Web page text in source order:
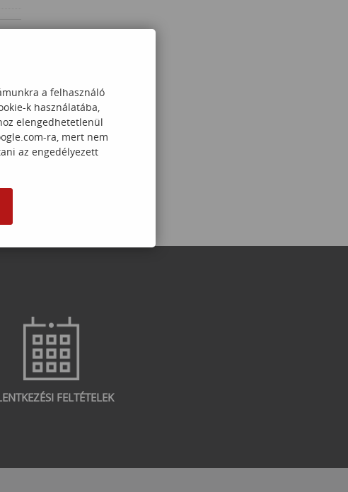
FELTÉTELEK
a felhasználó
k használatába,
elengedhetetlenül
ra, mert nem
az engedélyezett